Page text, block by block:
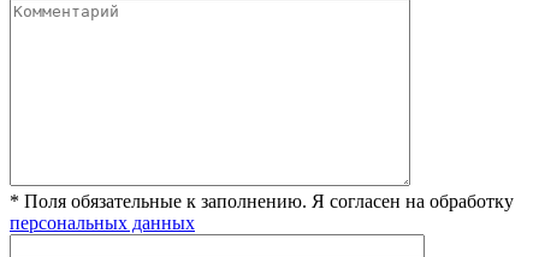
* Поля обязательные к заполнению. Я согласен на обработку
персональных данных